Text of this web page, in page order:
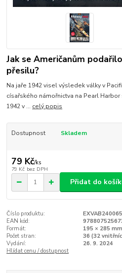
Jak se Američanům
přesilu?
Na jaře 1942 visel výsledek války v
císařského námořnictva na Pearl
1942 v ... celý popis
Dostupnost Skladem
79 Kč/ks
79 Kč bez DPH
Přidat do
Číslo produktu:
EXVAB240065
EAN kód:
Formát:
195 × 285 mm
Počet stran:
36 (32
Vydání:
26. 9. 2024
Hlídat cenu / dostupnost